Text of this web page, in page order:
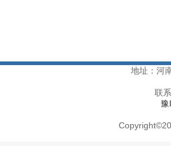
地址：河
联
豫
Copyright©